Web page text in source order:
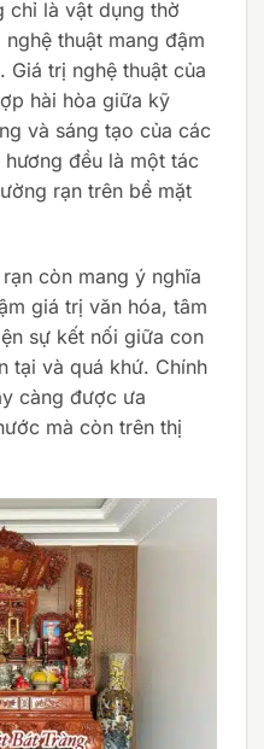
chỉ là vật dụng thờ
thuật mang đậm
Giá trị nghệ thuật của
hài hòa giữa kỹ
và sáng tạo của các
đều là một tác
rạn trên bề mặt
còn mang ý nghĩa
giá trị văn hóa, tâm
sự kết nối giữa con
tại và quá khứ. Chính
càng được ưa
mà còn trên thị